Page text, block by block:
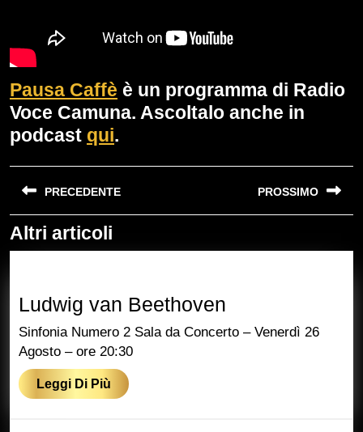
Pausa Caffè è un programma di Radio
Voce Camuna. Ascoltalo anche in
podcast qui.
Navigazione
articoliPRECEDENTE
Previous
post:
PROSSIMO
post:
Altri articoli
Ludwig van Beethoven
van
Sinfonia Numero 2 Sala da Concerto – Venerdì 26
Agosto – ore 20:30
Leggi Di Più Leggi
Di